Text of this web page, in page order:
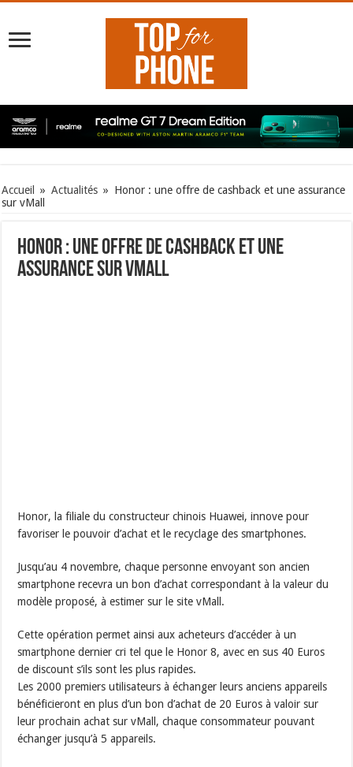
Accueil » Actualités » Honor : une offre de cashback et une assurance
sur vMall
Honor : une offre de cashback et une
assurance sur vMall
Honor, la filiale du constructeur chinois Huawei, innove pour
favoriser le pouvoir d’achat et le recyclage des smartphones.
Jusqu’au 4 novembre, chaque personne envoyant son ancien
smartphone recevra un bon d’achat correspondant à la valeur du
modèle proposé, à estimer sur le site vMall.
Cette opération permet ainsi aux acheteurs d’accéder à un
smartphone dernier cri tel que le Honor 8, avec en sus 40 Euros
de discount s’ils sont les plus rapides.
Les 2000 premiers utilisateurs à échanger leurs anciens appareils
bénéficieront en plus d’un bon d’achat de 20 Euros à valoir sur
leur prochain achat sur vMall, chaque consommateur pouvant
échanger jusqu’à 5 appareils.